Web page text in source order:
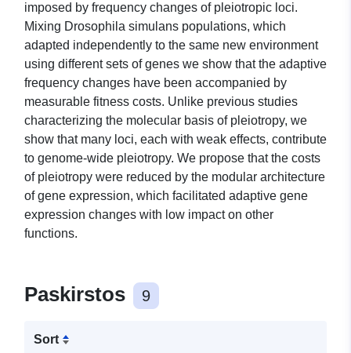
imposed by frequency changes of pleiotropic loci.
Mixing Drosophila simulans populations, which
adapted independently to the same new environment
using different sets of genes we show that the adaptive
frequency changes have been accompanied by
measurable fitness costs. Unlike previous studies
characterizing the molecular basis of pleiotropy, we
show that many loci, each with weak effects, contribute
to genome-wide pleiotropy. We propose that the costs
of pleiotropy were reduced by the modular architecture
of gene expression, which facilitated adaptive gene
expression changes with low impact on other
functions.
Paskirstos 9
Sort